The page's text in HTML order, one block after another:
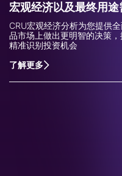
宏观经济以及最终用
CRU宏观经济分析为您提供
品市场上做出更明智的决策
精准识别投资机会
了解更多